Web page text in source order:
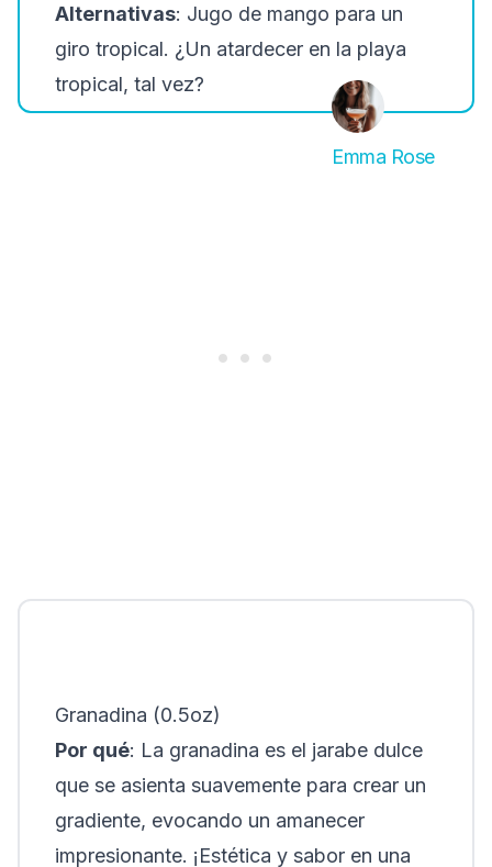
Alternativas: Jugo de mango para un
giro tropical. ¿Un atardecer en la playa
tropical, tal vez?
Emma Rose
Granadina (0.5oz)
Por qué: La granadina es el jarabe dulce
que se asienta suavemente para crear un
gradiente, evocando un amanecer
impresionante. ¡Estética y sabor en una